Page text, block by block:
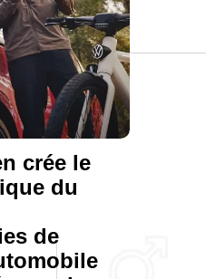
crée le
du
de